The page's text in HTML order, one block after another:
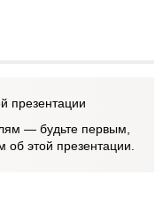
презентации
— будьте первым,
этой презентации.